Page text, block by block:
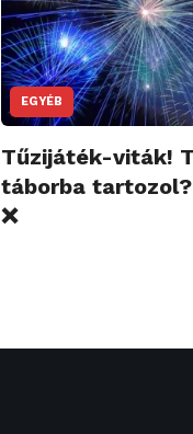
EGYÉB
Tűzijáték-viták!
táborba
❌